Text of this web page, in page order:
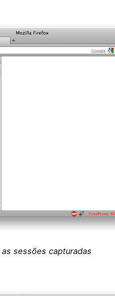
sessões capturadas